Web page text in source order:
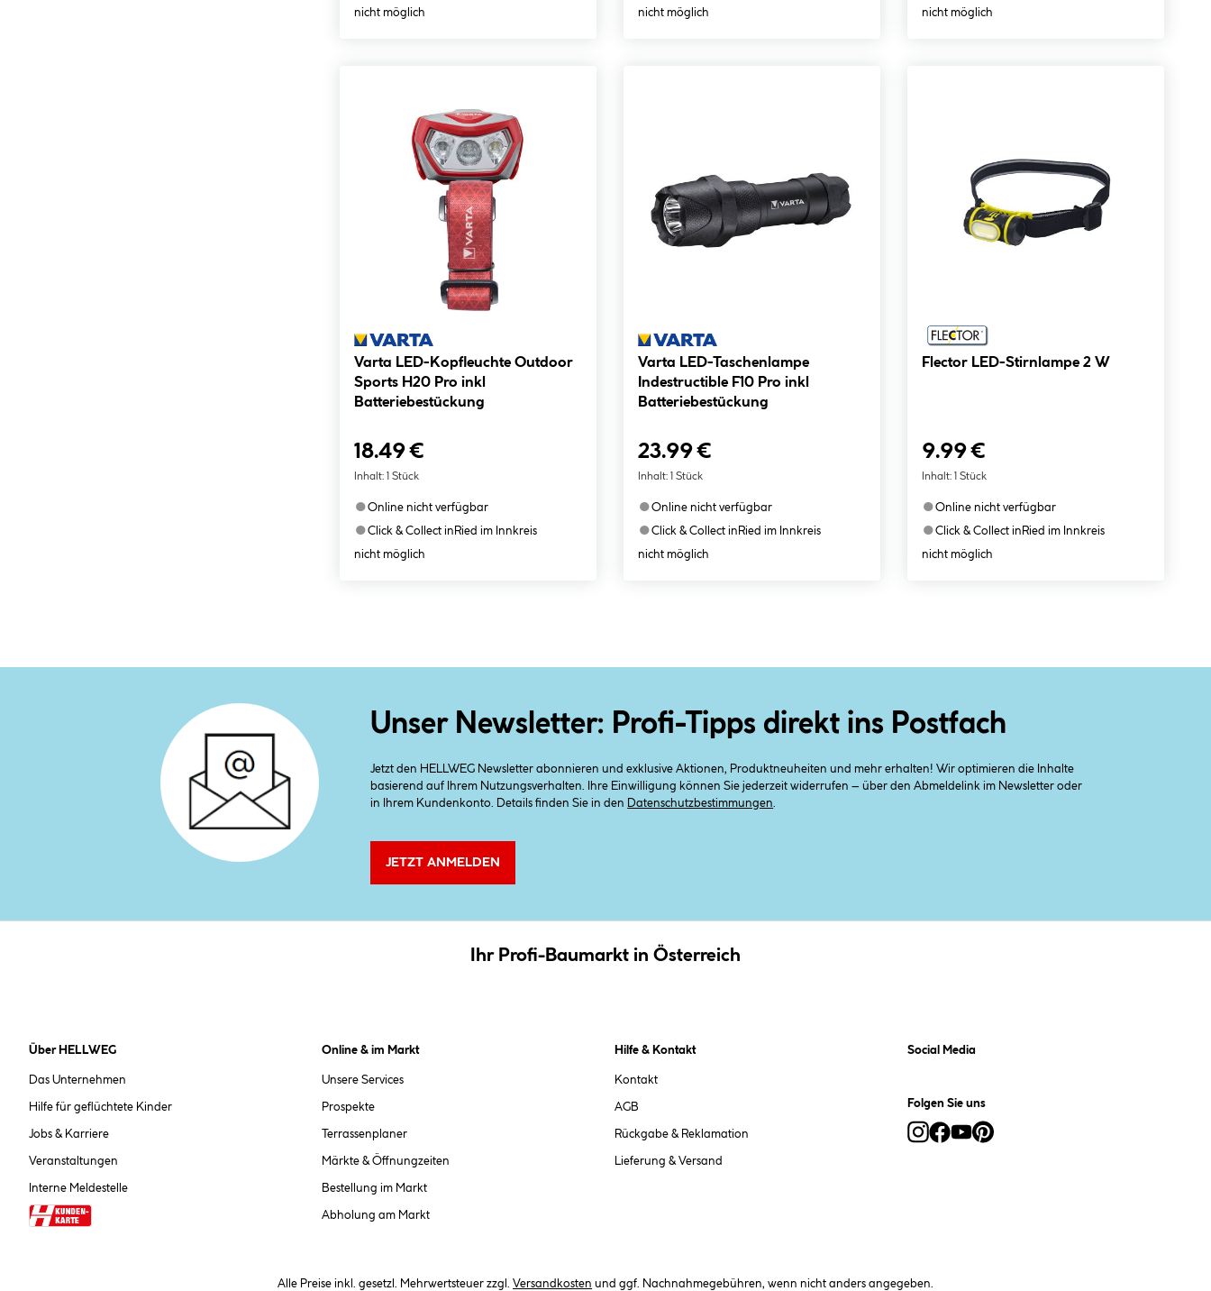
nicht möglich nicht möglich nicht möglich
Varta LED-Kopfleuchte Outdoor
Sports H20 Pro inkl
Batteriebestückung
18.49 €
Inhalt: 1 Stück
●Online nicht verfügbar
●Click & Collect in Ried im Innkreis
nicht möglich
Varta LED-Taschenlampe
Indestructible F10 Pro inkl
Batteriebestückung
23.99 €
Inhalt: 1 Stück
●Online nicht verfügbar
●Click & Collect in Ried im Innkreis
nicht möglich
Flector LED-Stirnlampe 2 W
9.99 €
Inhalt: 1 Stück
●Online nicht verfügbar
●Click & Collect in Ried im Innkreis
nicht möglich
Unser Newsletter: Profi-Tipps direkt ins Postfach
Jetzt den HELLWEG Newsletter abonnieren und exklusive Aktionen, Produktneuheiten und mehr erhalten! Wir optimieren die Inhalte
basierend auf Ihrem Nutzungsverhalten. Ihre Einwilligung können Sie jederzeit widerrufen – über den Abmeldelink im Newsletter oder
in Ihrem Kundenkonto. Details finden Sie in den
Datenschutzbestimmungen
JETZT ANMELDEN
Ihr Profi-Baumarkt in Österreich
Über HELLWEG
Das Unternehmen
Hilfe für geflüchtete Kinder
Jobs & Karriere
Veranstaltungen
Interne Meldestelle
Online & im Markt
Unsere Services
Prospekte
Terrassenplaner
Märkte & Öffnungzeiten
Bestellung im Markt
Abholung am Markt
Hilfe & Kontakt
Kontakt
AGB
Rückgabe & Reklamation
Lieferung & Versand
Social Media
Folgen Sie uns
Alle Preise inkl. gesetzl. Mehrwertsteuer zzgl. Versandkosten und ggf. Nachnahmegebühren, wenn nicht anders angegeben.